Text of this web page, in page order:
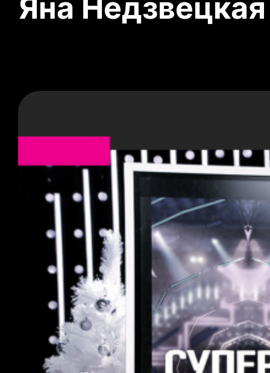
Яна Недзвецкая